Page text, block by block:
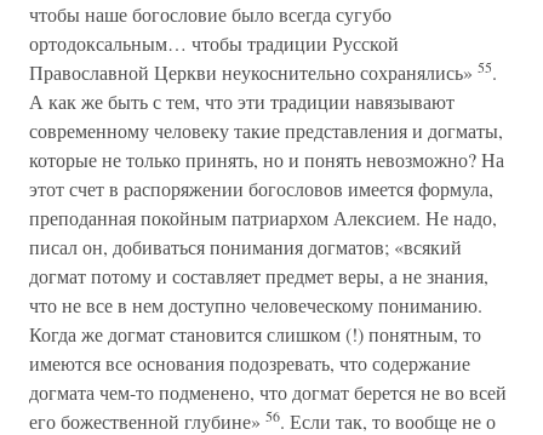
чтобы наше богословие было всегда сугубо
ортодоксальным… чтобы традиции Русской
Православной Церкви неукоснительно сохранялись» 55.
А как же быть с тем, что эти традиции навязывают
современному человеку такие представления и догматы,
которые не только принять, но и понять невозможно? На
этот счет в распоряжении богословов имеется формула,
преподанная покойным патриархом Алексием. Не надо,
писал он, добиваться понимания догматов; «всякий
догмат потому и составляет предмет веры, а не знания,
что не все в нем доступно человеческому пониманию.
Когда же догмат становится слишком (!) понятным, то
имеются все основания подозревать, что содержание
догмата чем-то подменено, что догмат берется не во всей
его божественной глубине» 56. Если так, то вообще не о